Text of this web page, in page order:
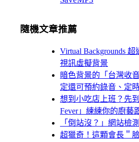
隨機文章推薦
Virtual Backgrounds 超
視訊虛擬背景
暗色背景的「台灣收
定還可預約錄音、定
想到小吃店上班？先
Fever」練練你的廚藝
「倒站沒？」網站檢
超獵奇！這顆會長＂